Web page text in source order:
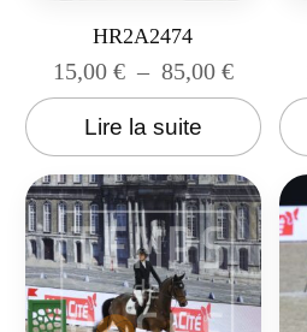
HR2A2474
15,00 € – 85,00 €
Lire la suite